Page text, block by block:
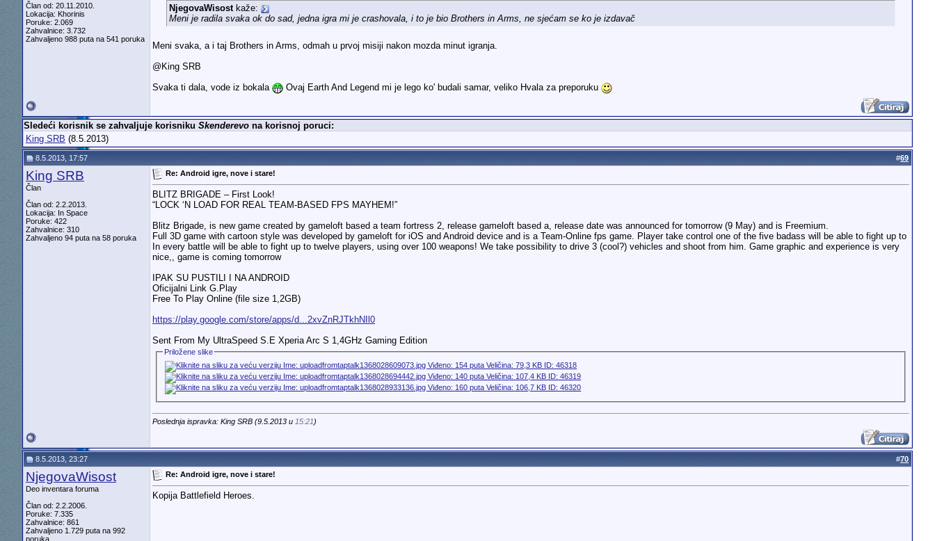
Član od: 20.11.2010.
Lokacija: Khorinis
Poruke: 2.069
Zahvalnice: 3.732
Zahvaljeno 988 puta na 541 poruka
NjegovaWisostkaže:
Meni je radila svaka ok do sad, jedna igra mi je crashovala, i to je bio Brothers in Arms, ne sjećam se ko je izdavač
Meni svaka, a i taj Brothers in Arms, odmah u prvoj misiji nakon mozda minut igranja.
@King SRB
Svaka ti dala, vode iz bokala
Ovaj Earth And Legend mi je lego ko' budali samar, veliko Hvala za preporuku
Sledeći korisnik se zahvaljuje korisniku Skenderevona korisnoj poruci:
King SRB (8.5.2013)
8.5.2013, 17:57 #69
King SRB
Član
Član od: 2.2.2013.
Lokacija: In Space
Poruke: 422
Zahvalnice: 310
Zahvaljeno 94 puta na 58 poruka
Re: Android igre, nove i stare!
BLITZ BRIGADE – First Look!
“LOCK ‘N LOAD FOR REAL TEAM-BASED FPS MAYHEM!”
Blitz Brigade, is new game created by gameloft based a team fortress 2, release gameloft based a, release date was announced for tomorrow (9 May) and is Freemium.
Full 3D game with cartoon style was developed by gameloft for iOS and Android device and is a Team-Online fps game. Player take control one of the five badass will be able to fight up to
In every battle will be able to fight up to twelve players, using over 100 weapons! We take possibility to drive 3 (cool?) vehicles and shoot from him. Game graphic and experience is very
nice,, game is coming tomorrow
IPAK SU PUSTILI I NA ANDROID
Oficijalni Link G.Play
Free To Play Online (file size 1,2GB)
https://play.google.com/store/apps/d...2xvZnRJTkhNIl0
Sent From My UltraSpeed S.E Xperia Arc S 1,4GHz Gaming Edition
Priložene slike
Poslednja ispravka: King SRB (9.5.2013 u 15:21)
8.5.2013, 23:27 #70
NjegovaWisost
Deo inventara foruma
Član od: 2.2.2006.
Poruke: 7.335
Zahvalnice: 861
Zahvaljeno 1.729 puta na 992
poruka
Re: Android igre, nove i stare!
Kopija Battlefield Heroes.